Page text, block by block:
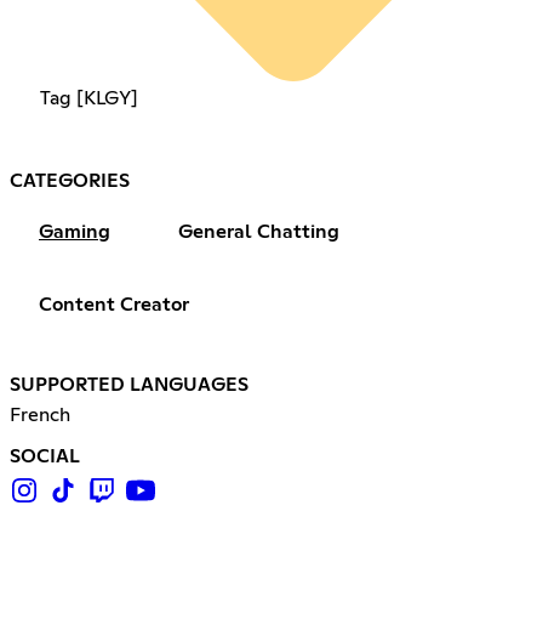
Tag [KLGY]
CATEGORIES
Gaming General Chatting
Content Creator
SUPPORTED LANGUAGES
French
SOCIAL